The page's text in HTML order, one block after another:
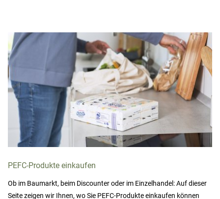
PEFC-Produkte einkaufen
Ob im Baumarkt, beim Discounter oder im Einzelhandel: Auf dieser
Seite zeigen wir Ihnen, wo Sie PEFC-Produkte einkaufen können